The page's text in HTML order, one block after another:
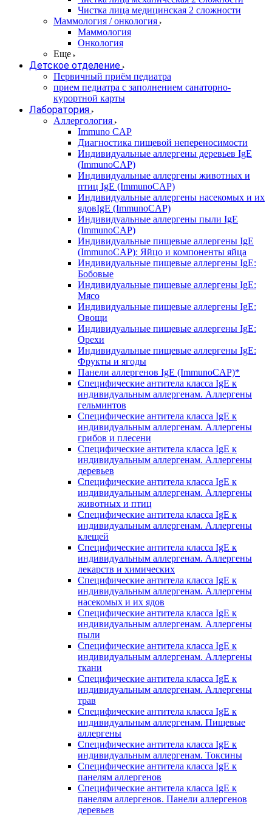
Чистка лица медицинская 2 сложности
Маммология / онкология
Маммология
Онкология
Еще
Детское отделение
Первичный приём педиатра
прием педиатра с заполнением санаторно-
курортной карты
Лаборатория
Аллергология
Immuno CAP
Диагностика пищевой непереносимости
Индивидуальные аллергены деревьев IgE
(ImmunoCAP)
Индивидуальные аллергены животных и
птиц IgE (ImmunoCAP)
Индивидуальные аллергены насекомых и их
ядовIgE (ImmunoCAP)
Индивидуальные аллергены пыли IgE
(ImmunoCAP)
Индивидуальные пищевые аллергены IgE
(ImmunoCAP): Яйцо и компоненты яйца
Индивидуальные пищевые аллергены IgE:
Бобовые
Индивидуальные пищевые аллергены IgE:
Мясо
Индивидуальные пищевые аллергены IgE:
Овощи
Индивидуальные пищевые аллергены IgE:
Орехи
Индивидуальные пищевые аллергены IgE:
Фрукты и ягоды
Панели аллергенов IgE (ImmunoCAP)*
Специфические антитела класса IgE к
индивидуальным аллергенам. Аллергены
гельминтов
Специфические антитела класса IgE к
индивидуальным аллергенам. Аллергены
грибов и плесени
Специфические антитела класса IgE к
индивидуальным аллергенам. Аллергены
деревьев
Специфические антитела класса IgE к
индивидуальным аллергенам. Аллергены
животных и птиц
Специфические антитела класса IgE к
индивидуальным аллергенам. Аллергены
клещей
Специфические антитела класса IgE к
индивидуальным аллергенам. Аллергены
лекарств и химических
Специфические антитела класса IgE к
индивидуальным аллергенам. Аллергены
насекомых и их ядов
Специфические антитела класса IgE к
индивидуальным аллергенам. Аллергены
пыли
Специфические антитела класса IgE к
индивидуальным аллергенам. Аллергены
ткани
Специфические антитела класса IgE к
индивидуальным аллергенам. Аллергены
трав
Специфические антитела класса IgE к
индивидуальным аллергенам. Пищевые
аллергены
Специфические антитела класса IgE к
индивидуальным аллергенам. Токсины
Специфические антитела класса IgE к
панелям аллергенов
Специфические антитела класса IgE к
панелям аллергенов. Панели аллергенов
деревьев